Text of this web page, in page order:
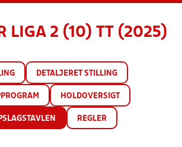
LIGA 2 (10) TT (2025)
DETALJERET STILLING
HOLDOVERSIGT
REGLER